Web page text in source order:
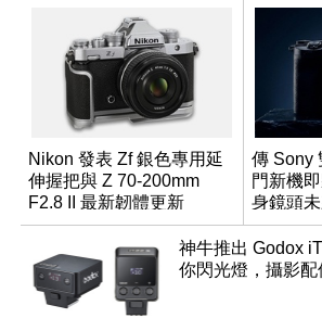
Nikon 發表 Zf 銀色專用延
伸握把與 Z 70-200mm
F2.8 II 最新韌體更新
傳 Sony
門新機
身鏡頭
有望登場
神牛推出 Godox
你閃光燈，攝影